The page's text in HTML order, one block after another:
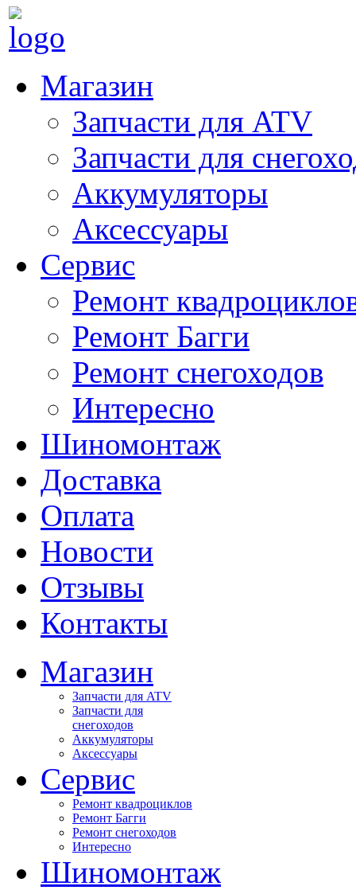
Магазин
Запчасти для ATV
Запчасти для
Аккумуляторы
Аксессуары
Сервис
Ремонт
Ремонт Багги
Ремонт снегоходов
Интересно
Шиномонтаж
Доставка
Оплата
Новости
Отзывы
Контакты
Магазин
Запчасти для ATV
Запчасти для
снегоходов
Аккумуляторы
Аксессуары
Сервис
Ремонт квадроциклов
Ремонт Багги
Ремонт снегоходов
Интересно
Шиномонтаж